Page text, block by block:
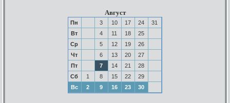
Август
Пн 3 10 17 24
31
Вт
4 11 18
25
Ср
5 12 19
26
Чт
6 13 20
27
Пт
7 14 21
28
Сб
1 8 15 22
29
Вс
2 9 16 23 30